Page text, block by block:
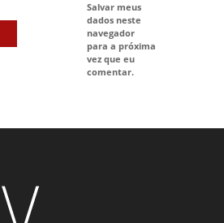
Salvar meus
dados neste
navegador
para a próxima
vez que eu
comentar.